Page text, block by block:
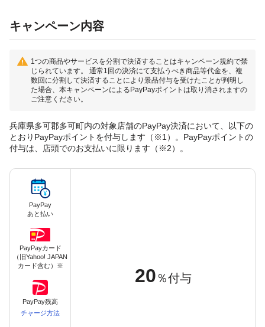
キャンペーン内容
1つの商品やサービスを分割で決済することはキャンペーン規約で禁
じられています。 通常1回の決済にて支払うべき商品等代金を、複
数回に分割して決済することにより景品付与を受けたことが判明し
た場合、本キャンペーンによるPayPayポイントは取り消されますの
ご注意ください。
兵庫県多可郡多可町内の対象店舗のPayPay決済において、以下の
とおりPayPayポイントを付与します（※1）。PayPayポイントの
付与は、店頭でのお支払いに限ります（※2）。
PayPay
あと払い
PayPayカード
（旧Yahoo! JAPAN
カード含む）※
PayPay残高
チャージ方法
20 ％付与